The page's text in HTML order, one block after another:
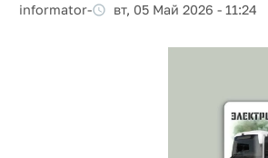
informator- вт, 05 Май 2026 - 11:24